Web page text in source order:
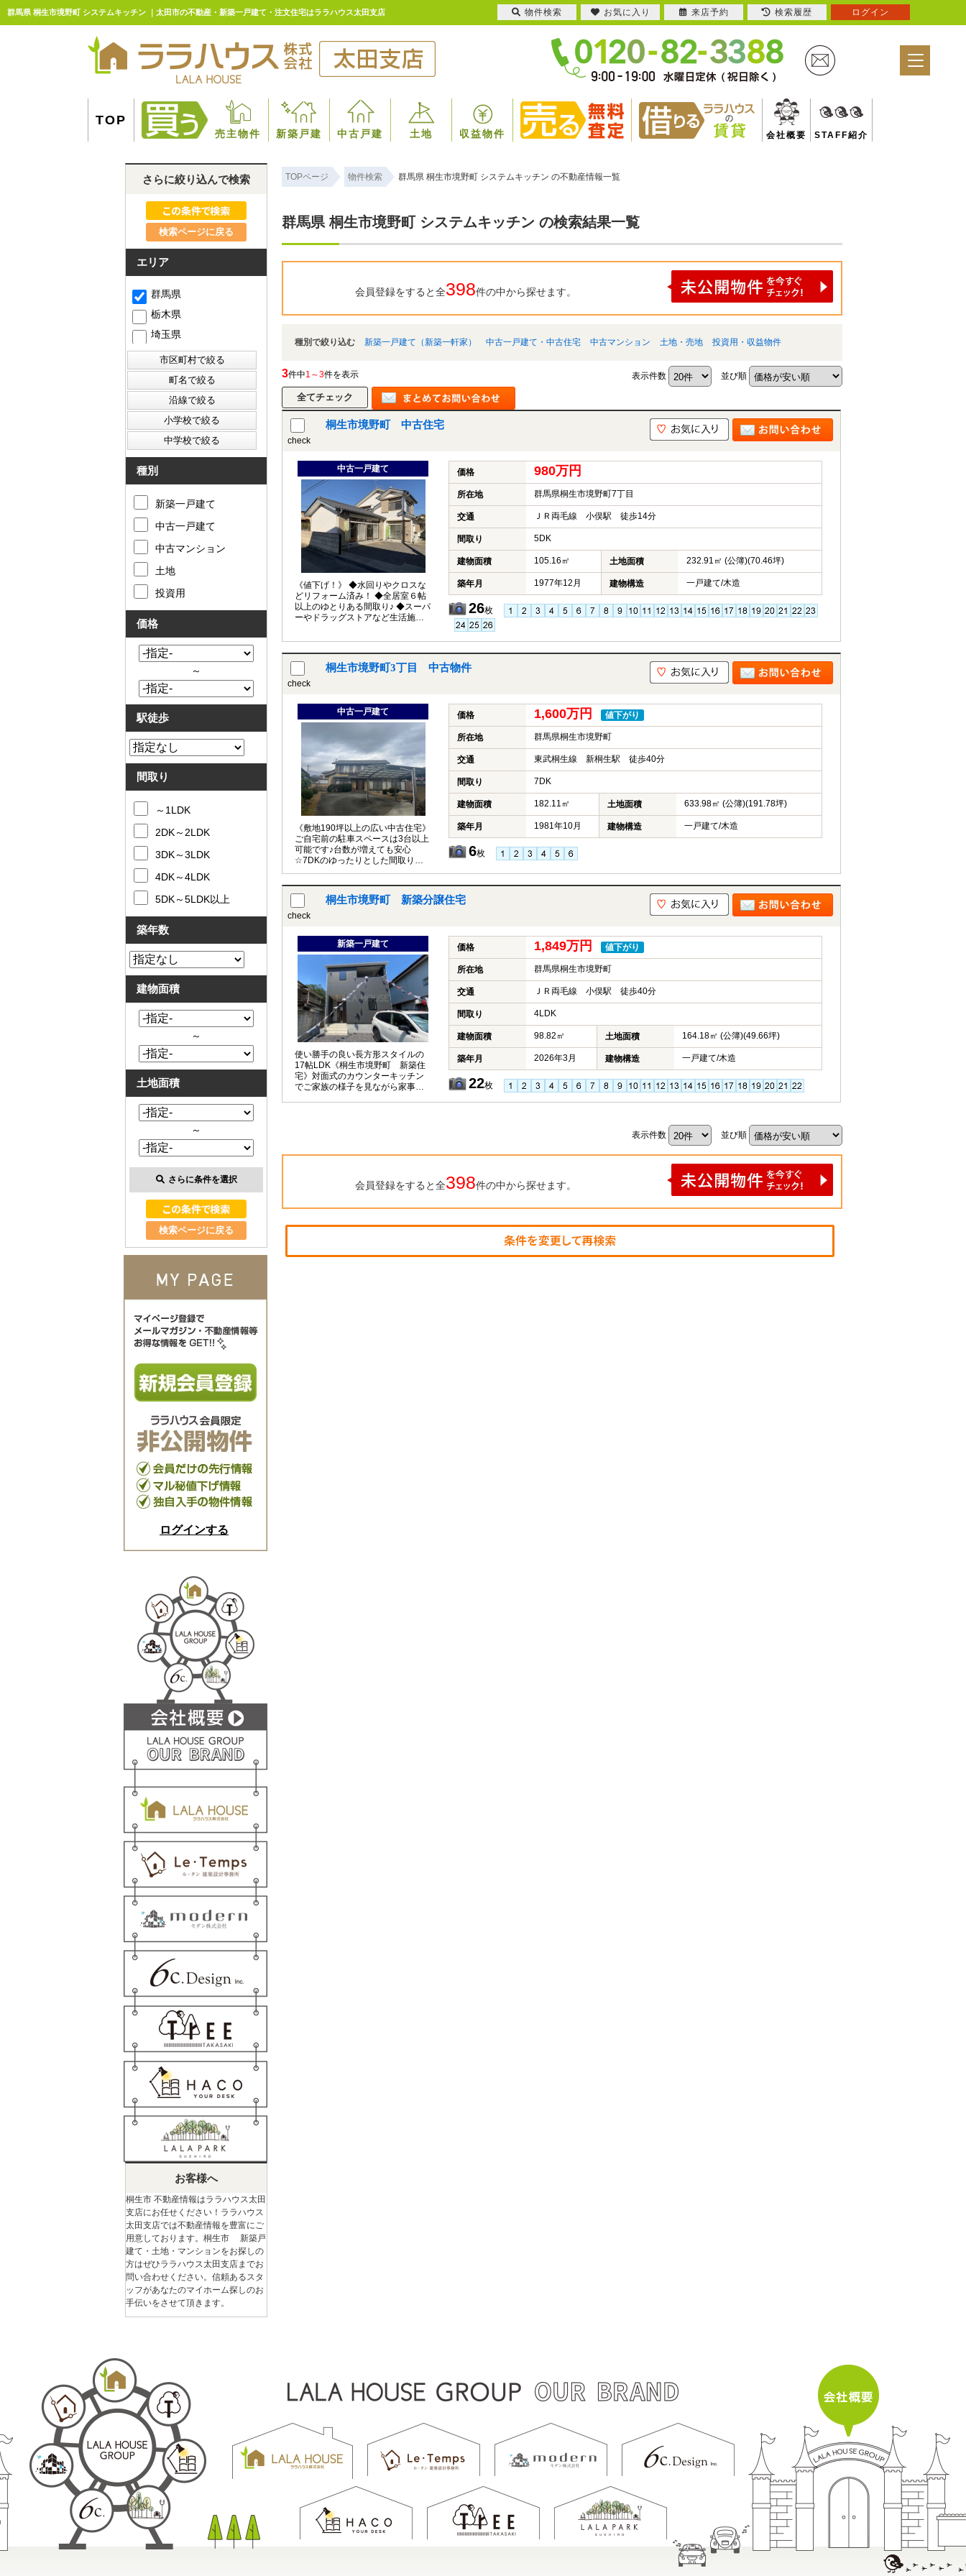
群馬県 桐生市境野町 システムキッチン ｜太田市の不動産・新築一戸建て・注文住宅はララハウス太田支店
TOP
売主物件 新築戸建 中古戸建 土地 収益物件 会社概要 STAFF紹介
TOPページ 物件検索 群馬県 桐生市境野町 システムキッチン の不動産情報一覧
群馬県 桐生市境野町 システムキッチン の検索結果一覧
会員登録をすると全398件の中から探せます。
種別で絞り込む 新築一戸建て（新築一軒家） 中古一戸建て・中古住宅 中古マンション 土地・売地 投資用・収益物件
3件中1～3件を表示 表示件数 並び順
check
桐生市境野町 中古住宅
中古一戸建て
《値下げ！》 ◆水回りやクロスな
どリフォーム済み！ ◆全居室６帖
以上のゆとりある間取り♪ ◆スーパ
ーやドラッグストアなど生活施設
価格 980万円
所在地 群馬県桐生市境野町7丁目
交通 ＪＲ両毛線 小俣駅 徒歩14分
間取り 5DK
建物面積 105.16㎡ 土地面積 232.91㎡ (公簿)(70.46坪)
築年月 1977年12月 建物構造 一戸建て/木造
26枚
check
桐生市境野町3丁目 中古物件
中古一戸建て
《敷地190坪以上の広い中古住宅》
ご自宅前の駐車スペースは3台以上
可能です♪台数が増えても安心
☆7DKのゆったりとした間取りも
魅力的◎お気軽にお問い合わせくだ
価格 1,600万円 値下がり
所在地 群馬県桐生市境野町
交通 東武桐生線 新桐生駅 徒歩40分
間取り 7DK
建物面積 182.11㎡ 土地面積 633.98㎡ (公簿)(191.78坪)
築年月 1981年10月 建物構造 一戸建て/木造
6枚
check
桐生市境野町 新築分譲住宅
新築一戸建て
使い勝手の良い長方形スタイルの
17帖LDK《桐生市境野町 新築住
宅》対面式のカウンターキッチン
でご家族の様子を見ながら家事が
価格 1,849万円 値下がり
所在地 群馬県桐生市境野町
交通 ＪＲ両毛線 小俣駅 徒歩40分
間取り 4LDK
建物面積 98.82㎡ 土地面積 164.18㎡ (公簿)(49.66坪)
築年月 2026年3月 建物構造 一戸建て/木造
22枚
表示件数 並び順
会員登録をすると全398件の中から探せます。
さらに絞り込んで検索
検索ページに戻る
エリア
群馬県
栃木県
埼玉県
種別
新築一戸建て
中古一戸建て
中古マンション
土地
投資用
価格
～
駅徒歩
間取り
～1LDK
2DK～2LDK
3DK～3LDK
4DK～4LDK
5DK～5LDK以上
築年数
建物面積
～
土地面積
～
さらに条件を選択
検索ページに戻る
ログインする
お客様へ
桐生市 不動産情報はララハウス太田
支店にお任せください！ララハウス
太田支店では不動産情報を豊富にご
用意しております。桐生市 新築戸
建て・土地・マンションをお探しの
方はぜひララハウス太田支店までお
問い合わせください。信頼あるスタ
ッフがあなたのマイホーム探しのお
手伝いをさせて頂きます。
物件検索 お気に入り 来店予約 検索履歴 ログイン